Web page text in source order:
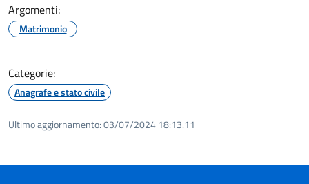
Argomenti:
Matrimonio
Categorie:
Anagrafe e stato civile
Ultimo aggiornamento:03/07/2024 18:13.11